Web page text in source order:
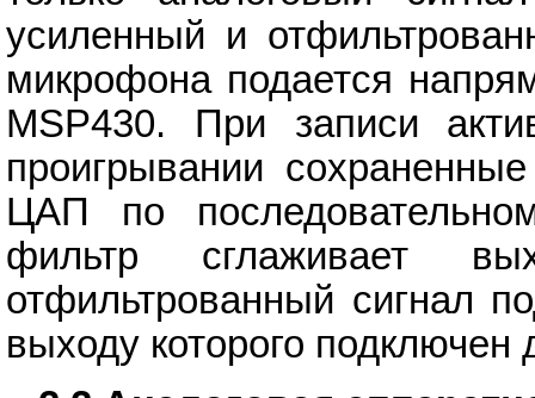
усиленный и
микрофона подается
MSP430. При записи
проигрывании
ЦАП по
фильтр сглаживает
отфильтрованный сигнал
выходу которого подключен